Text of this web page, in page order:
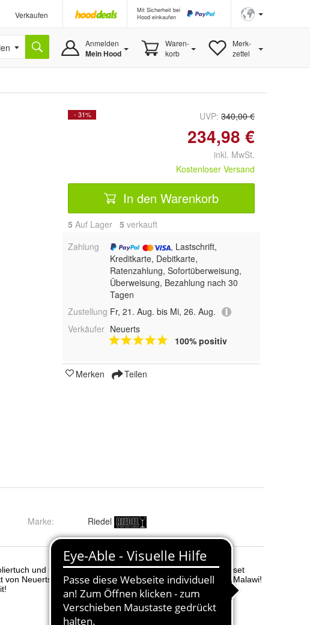
Verkaufen
Mit Sicherheit bei
Hood einkaufen
Anmelden
Mein Hood
Waren-
korb
Merk-
zettel
- 31% UVP: 340,00 €
234,98 €
inkl. MwSt.
Kostenloser Versand
In den Warenkorb
5 Auf Lager 5 verkauft
Zahlung
, Lastschrift,
Kreditkarte, Debitkarte,
Ratenzahlung, Sofortüberweisung,
Überweisung, Bezahlung nach 30
Tagen
Zustellung Fr, 21. Aug. bis Mi, 26. Aug.
Verkäufer Neuerts
100% positiv
Merken Teilen
Marke: Riedel